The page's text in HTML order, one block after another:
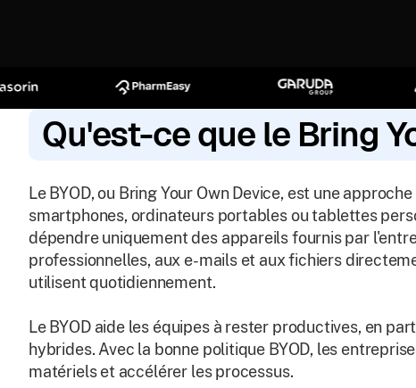
Qu'est-ce que le Bring
Le BYOD, ou Bring Your Own Device, est une
smartphones, ordinateurs portables ou tablettes
dépendre uniquement des appareils fournis par
professionnelles, aux e-mails et aux fichiers
utilisent quotidiennement.
Le BYOD aide les équipes à rester productives, en
hybrides. Avec la bonne politique BYOD, les
matériels et accélérer les processus.